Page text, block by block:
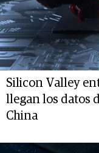
Silicon Valley
llegan los datos
China